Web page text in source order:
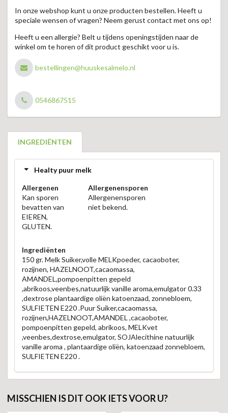
In onze webshop kunt u onze producten bestellen. Heeft u
speciale wensen of vragen? Neem gerust contact met ons op!
Heeft u een allergie? Belt u tijdens openingstijden naar de
winkel om te horen of dit product geschikt voor u is.
bestellingen@huuskesalmelo.nl
0546867515
INGREDIËNTEN
Healty puur melk
Allergenen
Kan sporen
bevatten van
EIEREN,
GLUTEN.
Allergenensporen
Allergenensporen
niet bekend.
Ingrediënten
150 gr. Melk Suiker,volle MELKpoeder, cacaoboter,
rozijnen, HAZELNOOT,cacaomassa,
AMANDEL,pompoenpitten gepeld
,abrikoos,veenbes,natuurlijk vanille aroma,emulgator 0.33
,dextrose plantaardige oliën katoenzaad, zonnebloem,
SULFIETEN E220 .Puur Suiker,cacaomassa,
rozijnen,HAZELNOOT,AMANDEL ,cacaoboter,
pompoenpitten gepeld, abrikoos, MELKvet
,veenbes,dextrose,emulgator, SOJAlecithine natuurlijk
vanille aroma , plantaardige oliën, katoenzaad zonnebloem,
SULFIETEN E220 .
MISSCHIEN IS DIT OOK IETS VOOR U?